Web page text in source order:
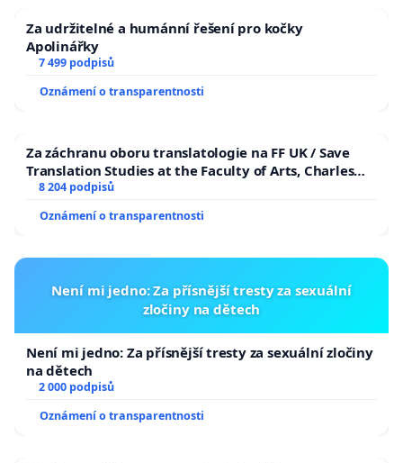
Za udržitelné a humánní řešení pro kočky
Apolinářky
7 499 podpisů
Oznámení o transparentnosti
Za záchranu oboru translatologie na FF UK / Save
Translation Studies at the Faculty of Arts, Charles
University
8 204 podpisů
Oznámení o transparentnosti
Není mi jedno: Za přísnější tresty za sexuální
zločiny na dětech
Není mi jedno: Za přísnější tresty za sexuální zločiny
na dětech
2 000 podpisů
Oznámení o transparentnosti